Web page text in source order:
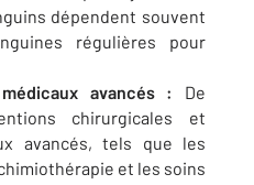
dépendent souvent
régulières pour
avancés :
De
chirurgicales et
avancés, tels que les
et les soins